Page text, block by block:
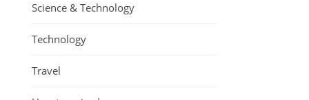
Science & Technology
Technology
Travel